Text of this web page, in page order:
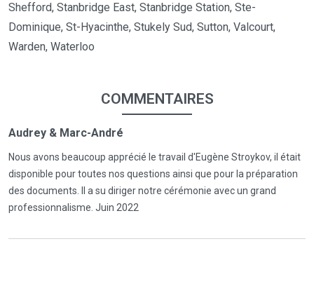
Shefford, Stanbridge East, Stanbridge Station, Ste-
Dominique, St-Hyacinthe, Stukely Sud, Sutton, Valcourt,
Warden, Waterloo
COMMENTAIRES
Audrey & Marc-André
Nous avons beaucoup apprécié le travail d'Eugène Stroykov, il était
disponible pour toutes nos questions ainsi que pour la préparation
des documents. Il a su diriger notre cérémonie avec un grand
professionnalisme. Juin 2022